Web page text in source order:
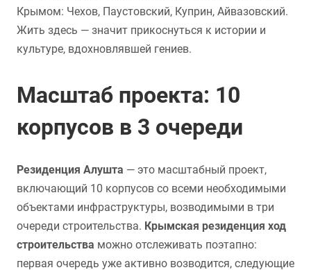
Крымом: Чехов, Паустовский, Куприн, Айвазовский.
Жить здесь — значит прикоснуться к истории и
культуре, вдохновлявшей гениев.
Масштаб проекта: 10
корпусов в 3 очереди
Резиденция Алушта — это масштабный проект,
включающий 10 корпусов со всеми необходимыми
объектами инфраструктуры, возводимыми в три
очереди строительства. Крымская резиденция ход
строительства можно отслеживать поэтапно:
первая очередь уже активно возводится, следующие